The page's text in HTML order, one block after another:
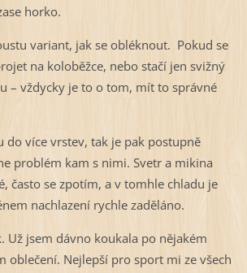
horko.
variant, jak se obléknout. Pokud se
na koloběžce, nebo stačí jen svižný
– vždycky je to o tom, mít to správné
do více vrstev, tak je pak postupně
problém kam s nimi. Svetr a mikina
často se zpotím, a v tomhle chladu je
nachlazení rychle zaděláno.
Už jsem dávno koukala po nějakém
oblečení. Nejlepší pro sport mi ze všech